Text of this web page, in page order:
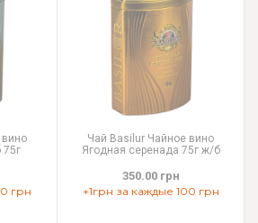
грн
Чай Basilur Чайное вино
Ягодная серенада 75г ж/б
350.00 грн
+1грн за каждые 100 грн